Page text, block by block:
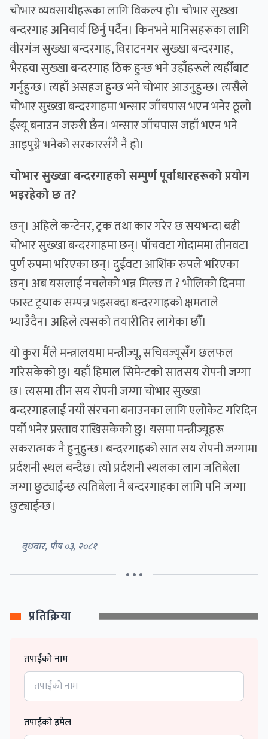
चोभार व्यवसायीहरूका लागि विकल्प हो। चोभार सुख्खा
बन्दरगाह अनिवार्य छिर्नु पर्दैन। किनभने मानिसहरूका लागि
वीरगंज सुख्खा बन्दरगाह, विराटनगर सुख्खा बन्दरगाह,
भैरहवा सुख्खा बन्दरगाह ठिक हुन्छ भने उहाँहरूले त्यहीँबाट
गर्नुहुन्छ। त्यहाँ असहज हुन्छ भने चोभार आउनुहुन्छ। त्यसैले
चोभार सुख्खा बन्दरगाहमा भन्सार जाँचपास भएन भनेर ठूलो
ईस्यू बनाउन जरुरी छैन। भन्सार जाँचपास जहाँ भएन भने
आइपुग्ने भनेको सरकारसँगै नै हो।
चोभार सुख्खा बन्दरगाहको सम्पुर्ण पूर्वाधारहरूको प्रयोग
भइरहेको छ त?
छन्। अहिले कन्टेनर, ट्रक तथा कार गरेर छ सयभन्दा बढी
चोभार सुख्खा बन्दरगाहमा छन्। पाँचवटा गोदाममा तीनवटा
पुर्ण रुपमा भरिएका छन्। दुईवटा आशिंक रुपले भरिएका
छन्। अब यसलाई नचलेको भन्न मिल्छ त ? भोलिको दिनमा
फास्ट ट्रयाक सम्पन्न भइसक्दा बन्दरगाहको क्षमताले
भ्याउँदैन। अहिले त्यसको तयारीतिर लागेका छौँँ।
यो कुरा मैंले मन्त्रालयमा मन्त्रीज्यू, सचिवज्यूसँग छलफल
गरिसकेको छु। यहाँ हिमाल सिमेन्टको सातसय रोपनी जग्गा
छ। त्यसमा तीन सय रोपनी जग्गा चोभार सुख्खा
बन्दरगाहलाई नयाँ संरचना बनाउनका लागि एलोकेट गरिदिन
पर्यो भनेर प्रस्ताव राखिसकेको छु। यसमा मन्त्रीज्यूहरू
सकरात्मक नै हुनुहुन्छ। बन्दरगाहको सात सय रोपनी जग्गामा
प्रर्दशनी स्थल बन्दैछ। त्यो प्रर्दशनी स्थलका लाग जतिबेला
जग्गा छुट्याईन्छ त्यतिबेला नै बन्दरगाहका लागि पनि जग्गा
छुट्याईन्छ।
बुधबार, पौष ०३, २०८१
• • •
प्रतिक्रिया
तपाईको नाम
तपाईको इमेल